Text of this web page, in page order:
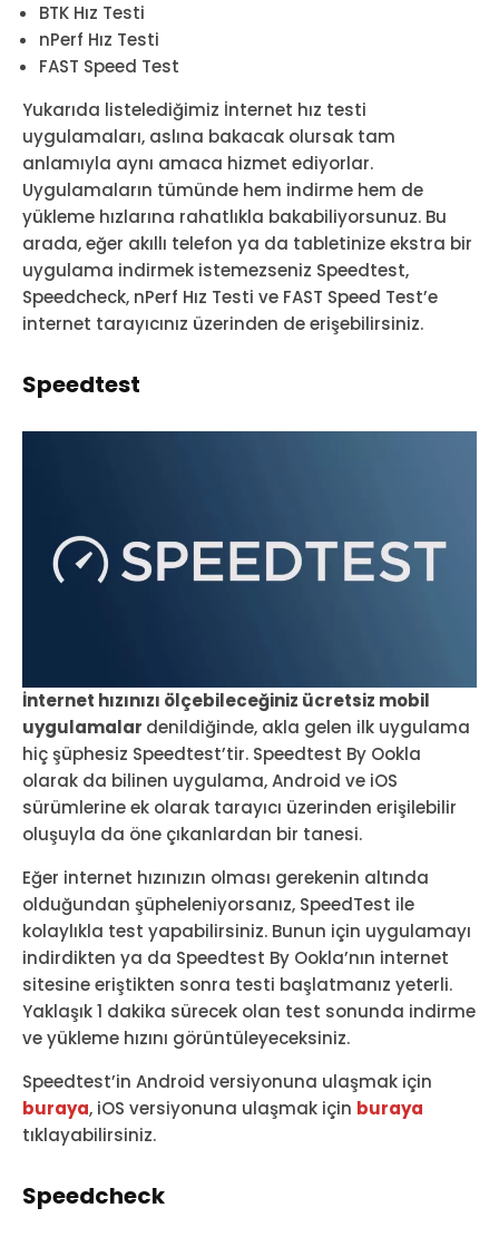
BTK Hız Testi
nPerf Hız Testi
FAST Speed Test
Yukarıda listelediğimiz İnternet hız testi
uygulamaları, aslına bakacak olursak tam
anlamıyla aynı amaca hizmet ediyorlar.
Uygulamaların tümünde hem indirme hem de
yükleme hızlarına rahatlıkla bakabiliyorsunuz. Bu
arada, eğer akıllı telefon ya da tabletinize ekstra bir
uygulama indirmek istemezseniz Speedtest,
Speedcheck, nPerf Hız Testi ve FAST Speed Test’e
internet tarayıcınız üzerinden de erişebilirsiniz.
Speedtest
İnternet hızınızı ölçebileceğiniz ücretsiz mobil
uygulamalar denildiğinde, akla gelen ilk uygulama
hiç şüphesiz Speedtest’tir. Speedtest By Ookla
olarak da bilinen uygulama, Android ve iOS
sürümlerine ek olarak tarayıcı üzerinden erişilebilir
oluşuyla da öne çıkanlardan bir tanesi.
Eğer internet hızınızın olması gerekenin altında
olduğundan şüpheleniyorsanız, SpeedTest ile
kolaylıkla test yapabilirsiniz. Bunun için uygulamayı
indirdikten ya da Speedtest By Ookla’nın internet
sitesine eriştikten sonra testi başlatmanız yeterli.
Yaklaşık 1 dakika sürecek olan test sonunda indirme
ve yükleme hızını görüntüleyeceksiniz.
Speedtest’in Android versiyonuna ulaşmak için
buraya, iOS versiyonuna ulaşmak için buraya
tıklayabilirsiniz.
Speedcheck